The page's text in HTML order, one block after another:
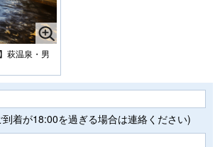
萩温泉・男
着が18:00を過ぎる場合は連絡ください)